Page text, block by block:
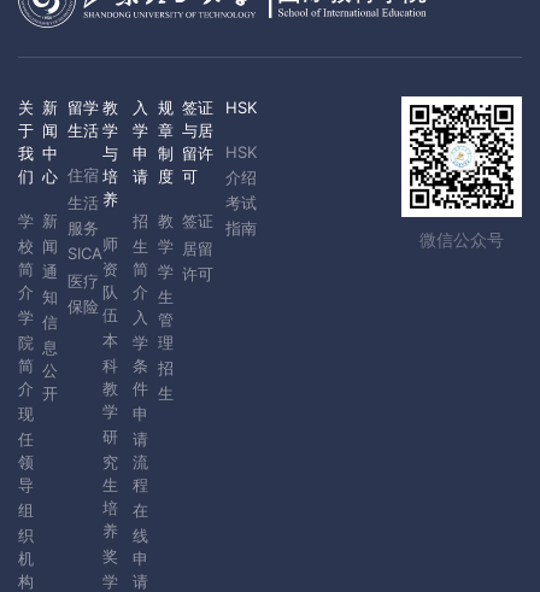
关
于
我
们
学
校
简
介
学
院
简
介
现
任
领
导
组
织
机
构
新
闻
中
心
新
闻
通
知
信
息
公
开
留学
生活
住宿
生活
服务
SICA
医疗
保险
教
学
与
培
养
师
资
队
伍
本
科
教
学
研
究
生
培
养
奖
学
入
学
申
请
招
生
简
介
入
学
条
件
申
请
流
程
在
线
申
请
规
章
制
度
教
学
学
生
管
理
招
生
签证
与居
留许
可
签证
居留
许可
HSK
HSK
介绍
考试
指南
微信公众号